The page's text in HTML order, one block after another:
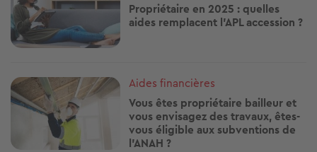
Propriétaire en 2025 : quelles
aides remplacent l’APL accession ?
Image
Aides financières
Vous êtes propriétaire bailleur et
vous envisagez des travaux, êtes-
vous éligible aux subventions de
l’ANAH ?